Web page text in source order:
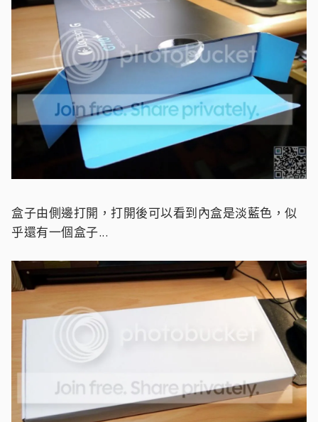
盒子由側邊打開，打開後可以看到內盒是淡藍色，似
乎還有一個盒子...